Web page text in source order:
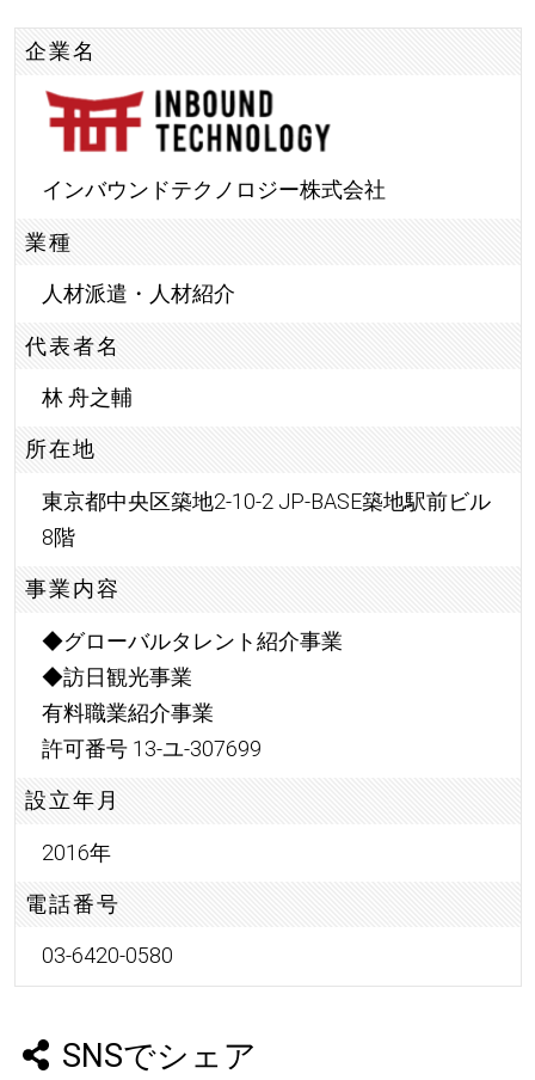
企業名
インバウンドテクノロジー株式会社
業種
人材派遣・人材紹介
代表者名
林 舟之輔
所在地
東京都中央区築地2-10-2 JP-BASE築地駅前ビル
8階
事業内容
◆グローバルタレント紹介事業
◆訪日観光事業
有料職業紹介事業
許可番号 13-ユ-307699
設立年月
2016年
電話番号
03-6420-0580
SNSでシェア